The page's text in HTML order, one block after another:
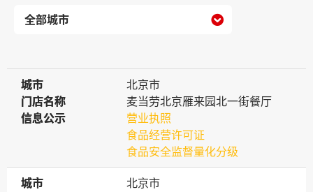

城市
城市
北京市
门店名称
门店名称
麦当劳北京雁来园北一街餐厅
信息公示
信息公示
营业执照
食品经营许可证
食品安全监督量化分级
城市
城市
北京市